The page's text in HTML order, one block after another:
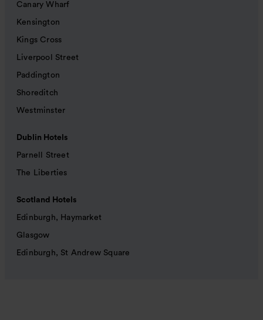
Canary Wharf
Kensington
Kings Cross
Liverpool Street
Paddington
Shoreditch
Westminster
Dublin Hotels
Parnell Street
The Liberties
Scotland Hotels
Edinburgh, Haymarket
Glasgow
Edinburgh, St Andrew Square